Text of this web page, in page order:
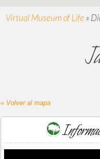
Virtual Museum of Life »
« Volver al mapa